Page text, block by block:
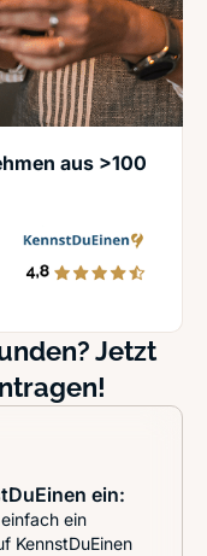
aus >100
Jetzt
ein:
ein
KennstDuEinen